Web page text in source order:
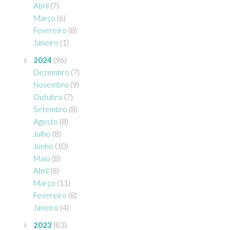
Abril (7)
Março (6)
Fevereiro (8)
Janeiro (1)
2024 (96)
Dezembro (7)
Novembro (9)
Outubro (7)
Setembro (8)
Agosto (8)
Julho (8)
Junho (10)
Maio (8)
Abril (8)
Março (11)
Fevereiro (8)
Janeiro (4)
2023 (83)